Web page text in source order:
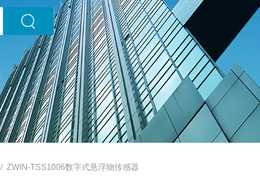
/ ZWIN-TSS1006数字式悬浮物传感器